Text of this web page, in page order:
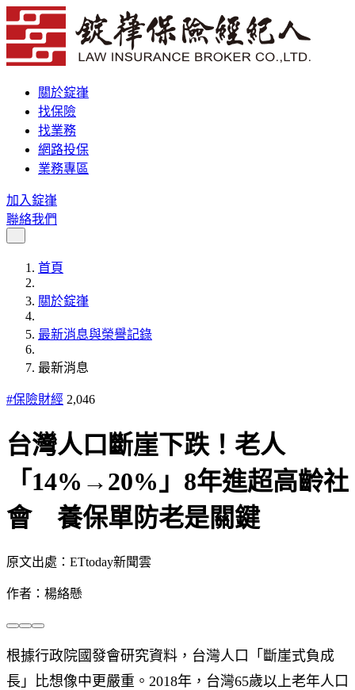
關於錠嵂
找保險
找業務
網路投保
業務專區
加入錠嵂
聯絡我們
首頁
關於錠嵂
最新消息與榮譽記錄
最新消息
#保險財經 2,046
台灣人口斷崖下跌！老人
「14%→20%」8年進超高齡社
會 養保單防老是關鍵
原文出處：ETtoday新聞雲
作者：楊絡懸
根據行政院國發會研究資料，台灣人口「斷崖式負成
長」比想像中更嚴重。2018年，台灣65歲以上老年人口